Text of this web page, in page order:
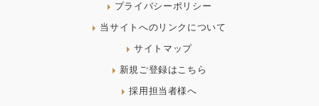
プライバシーポリシー
当サイトへのリンクについて
サイトマップ
新規ご登録はこちら
採用担当者様へ